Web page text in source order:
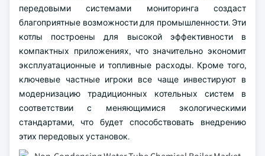
передовыми системами мониторинга создаст
благоприятные возможности для промышленности. Эти
котлы построены для высокой эффективности в
компактных приложениях, что значительно экономит
эксплуатационные и топливные расходы. Кроме того,
ключевые частные игроки все чаще инвестируют в
модернизацию традиционных котельных систем в
соответствии с меняющимися экологическими
стандартами, что будет способствовать внедрению
этих передовых установок.